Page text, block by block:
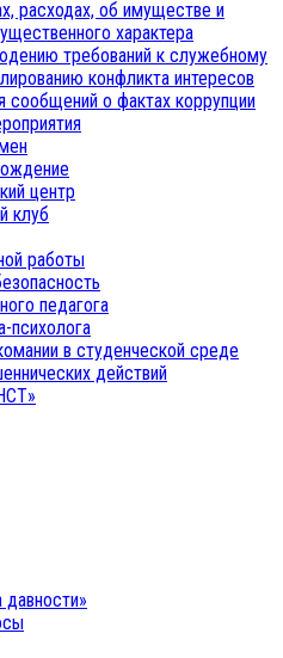
расходах, об имуществе и
характера
требований к служебному
конфликта интересов
сообщений о фактах коррупции
центр
клуб
работы
педагога
психолога
в студенческой среде
действий